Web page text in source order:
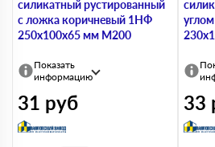
силикатный рустированный
с ложка коричневый 1НФ
250х100х65 мм М200
Показать
информацию
31 руб 33